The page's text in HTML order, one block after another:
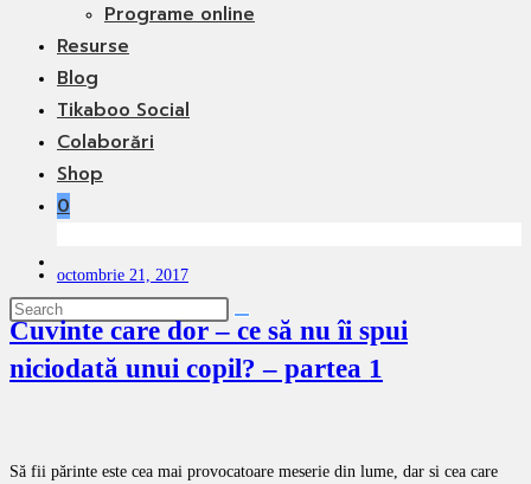
Programe online
Resurse
Blog
Tikaboo Social
Colaborări
Shop
0
website
search
octombrie 21, 2017
Cuvinte care dor – ce să nu îi spui
niciodată unui copil? – partea 1
Să fii părinte este cea mai provocatoare meserie din lume, dar si cea care